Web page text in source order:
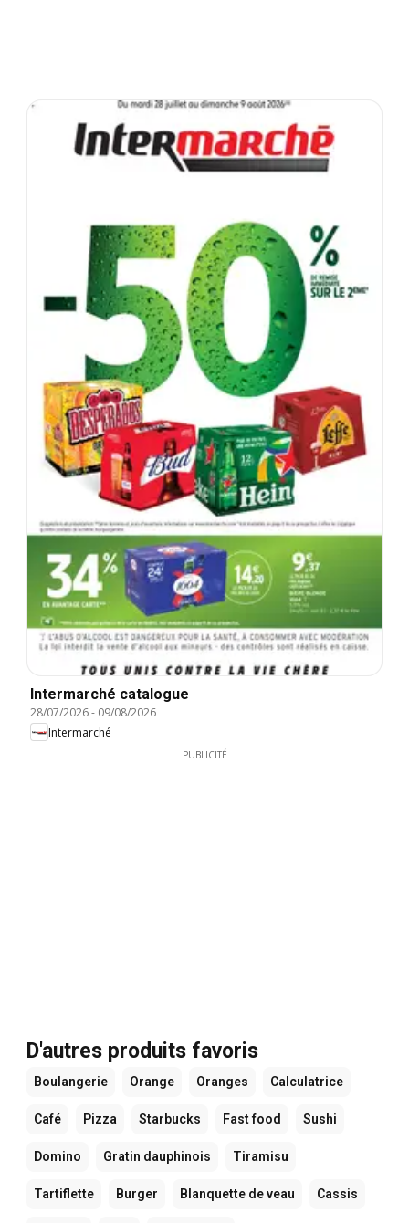
Intermarché catalogue
28/07/2026- 09/08/2026
Intermarché
PUBLICITÉ
D'autres produits favoris
Boulangerie Orange Oranges Calculatrice
Café Pizza Starbucks Fast food Sushi
Domino Gratin dauphinois Tiramisu
Tartiflette Burger Blanquette de veau Cassis